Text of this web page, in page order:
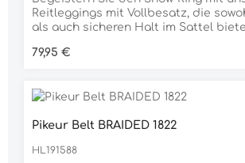
Reitleggings mit Vollbesatz, die
als auch sicheren Halt im Sattel
nicht nur Feuchtigkeit ab, sondern
Stretch sitzen Reitsportfans flexibel
glänzen. Dezente und dennoch
dem Design einen funkelnden
Regulärer Preis:
79,95 €
Pikeur Belt BRAIDED 1822
HL191588